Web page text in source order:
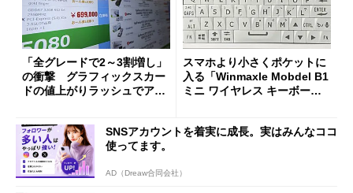
「全グレードで2～3割増し」
の衝撃 グラフィックスカー
ドの値上がりラッシュでアキ
スマホより小さくポケットに
入る「Winmaxle Mobdel B1
ミニ ワイヤレス キーボー
SNSアカウントを着実に成長。実はみんなココ
使ってます。
AD（Dreaw合同会社）